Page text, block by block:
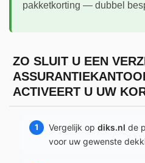
pakketkorting — dubbel
ZO SLUIT U EEN
ACTIVEERT U UW
Vergelijk op diks.nl de
voor uw gewenste